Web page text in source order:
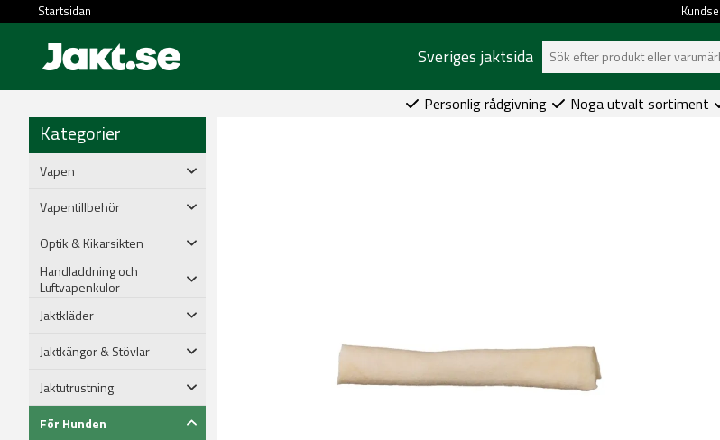
Startsidan
Sveriges jaktsida
Personlig rådgivning Noga utvalt sortiment
Kategorier
Vapen
Vapentillbehör
Optik & Kikarsikten
Handladdning och
Luftvapenkulor
Jaktkläder
Jaktkängor & Stövlar
Jaktutrustning
För Hunden